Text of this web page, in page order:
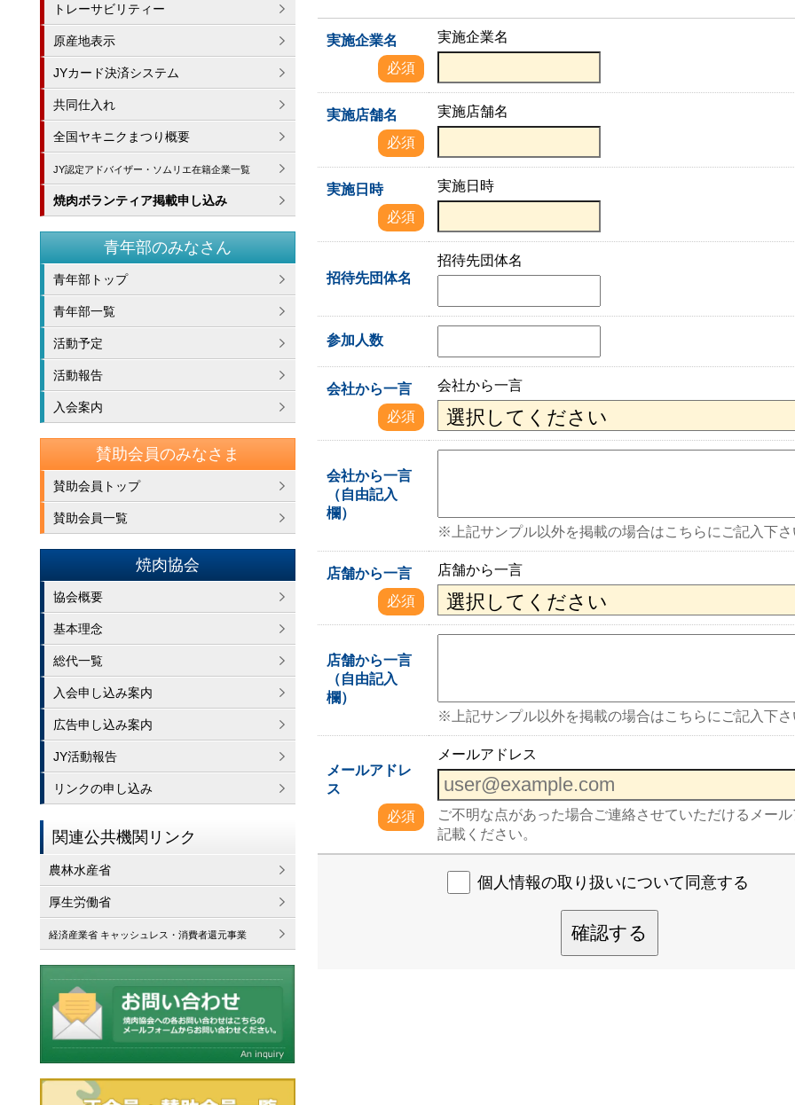
実施企業名
必須
実施企業名
実施店舗名
必須
実施店舗名
実施日時
必須
実施日時
招待先団体名
招待先団体名
参加人数
会社から一言
必須
会社から一言
会社から一言
（自由記入
欄）
※上記サンプル以外を掲載の場合はこちらにご記入下
店舗から一言
必須
店舗から一言
店舗から一言
（自由記入
欄）
※上記サンプル以外を掲載の場合はこちらにご記入下
メールアドレ
ス
必須
メールアドレス
ご不明な点があった場合ご連絡させていただけるメー
記載ください。
個人情報の取り扱いについて同意する
確認する
トレーサビリティー
原産地表示
JYカード決済システム
共同仕入れ
全国ヤキニクまつり概要
JY認定アドバイザー・ソムリエ在籍企業一覧
焼肉ボランティア掲載申し込み
青年部のみなさん
青年部トップ
青年部一覧
活動予定
活動報告
入会案内
賛助会員のみなさま
賛助会員トップ
賛助会員一覧
焼肉協会
協会概要
基本理念
総代一覧
入会申し込み案内
広告申し込み案内
JY活動報告
リンクの申し込み
関連公共機関リンク
農林水産省
厚生労働省
経済産業省 キャッシュレス・消費者還元事業